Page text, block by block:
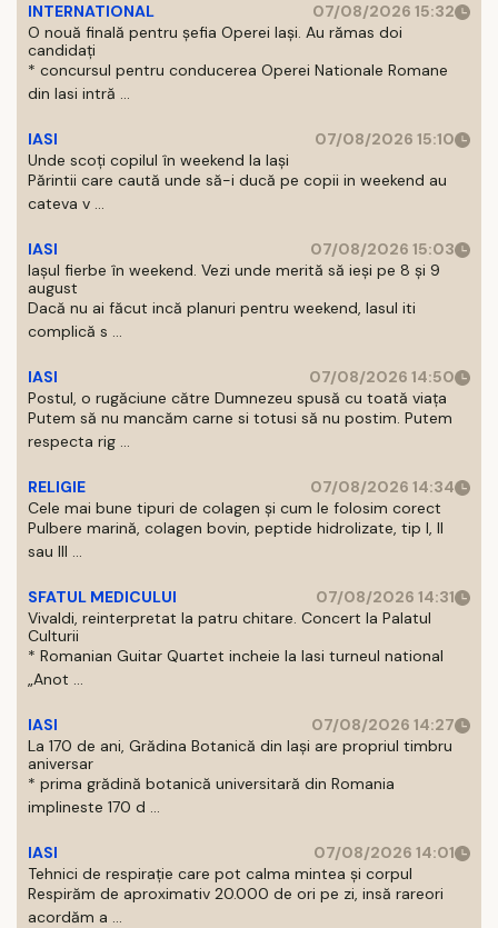
INTERNATIONAL
07/08/2026 15:32
O nouă finală pentru șefia Operei Iași. Au rămas doi
candidați
* concursul pentru conducerea Operei Nationale Romane
din Iasi intră ...
IASI
07/08/2026 15:10
Unde scoți copilul în weekend la Iași
Părintii care caută unde să-i ducă pe copii in weekend au
cateva v ...
IASI
07/08/2026 15:03
Iașul fierbe în weekend. Vezi unde merită să ieși pe 8 și 9
august
Dacă nu ai făcut incă planuri pentru weekend, Iasul iti
complică s ...
IASI
07/08/2026 14:50
Postul, o rugăciune către Dumnezeu spusă cu toată viața
Putem să nu mancăm carne si totusi să nu postim. Putem
respecta rig ...
RELIGIE
07/08/2026 14:34
Cele mai bune tipuri de colagen și cum le folosim corect
Pulbere marină, colagen bovin, peptide hidrolizate, tip I, II
sau III ...
SFATUL MEDICULUI
07/08/2026 14:31
Vivaldi, reinterpretat la patru chitare. Concert la Palatul
Culturii
* Romanian Guitar Quartet incheie la Iasi turneul national
„Anot ...
IASI
07/08/2026 14:27
La 170 de ani, Grădina Botanică din Iași are propriul timbru
aniversar
* prima grădină botanică universitară din Romania
implineste 170 d ...
IASI
07/08/2026 14:01
Tehnici de respirație care pot calma mintea și corpul
Respirăm de aproximativ 20.000 de ori pe zi, insă rareori
acordăm a ...